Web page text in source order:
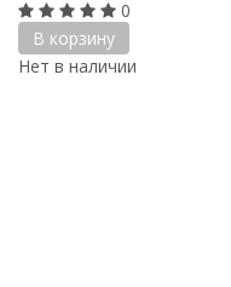
0
В корзину
Нет в наличии